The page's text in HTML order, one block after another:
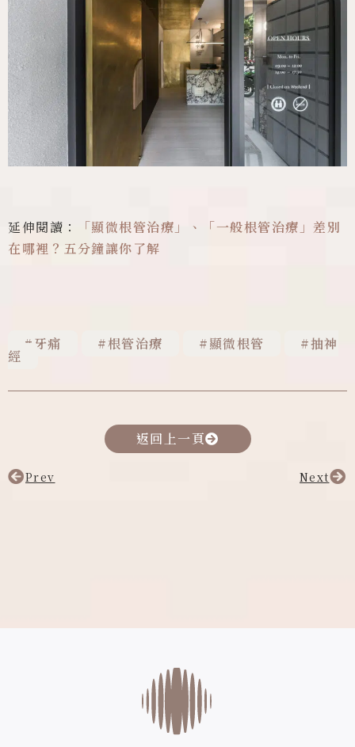
延伸閱讀：
「顯微根管治療」、「一般根管治療」差別
在哪裡？五分鐘讓你了解
牙痛 根管治療 顯微根管 抽神
經
返回上一頁
Prev Next